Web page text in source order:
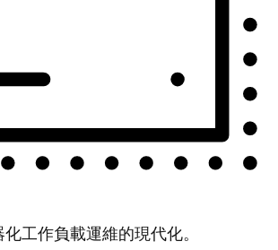
工作負載運維的現代化。